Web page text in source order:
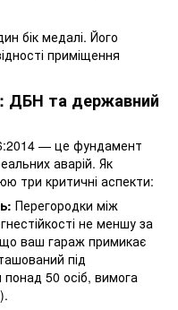
бік медалі. Його
приміщення
ДБН та державний
— це фундамент
аварій. Як
три критичні аспекти:
Перегородки між
не меншу за
ваш гараж примикає
під
50 осіб, вимога